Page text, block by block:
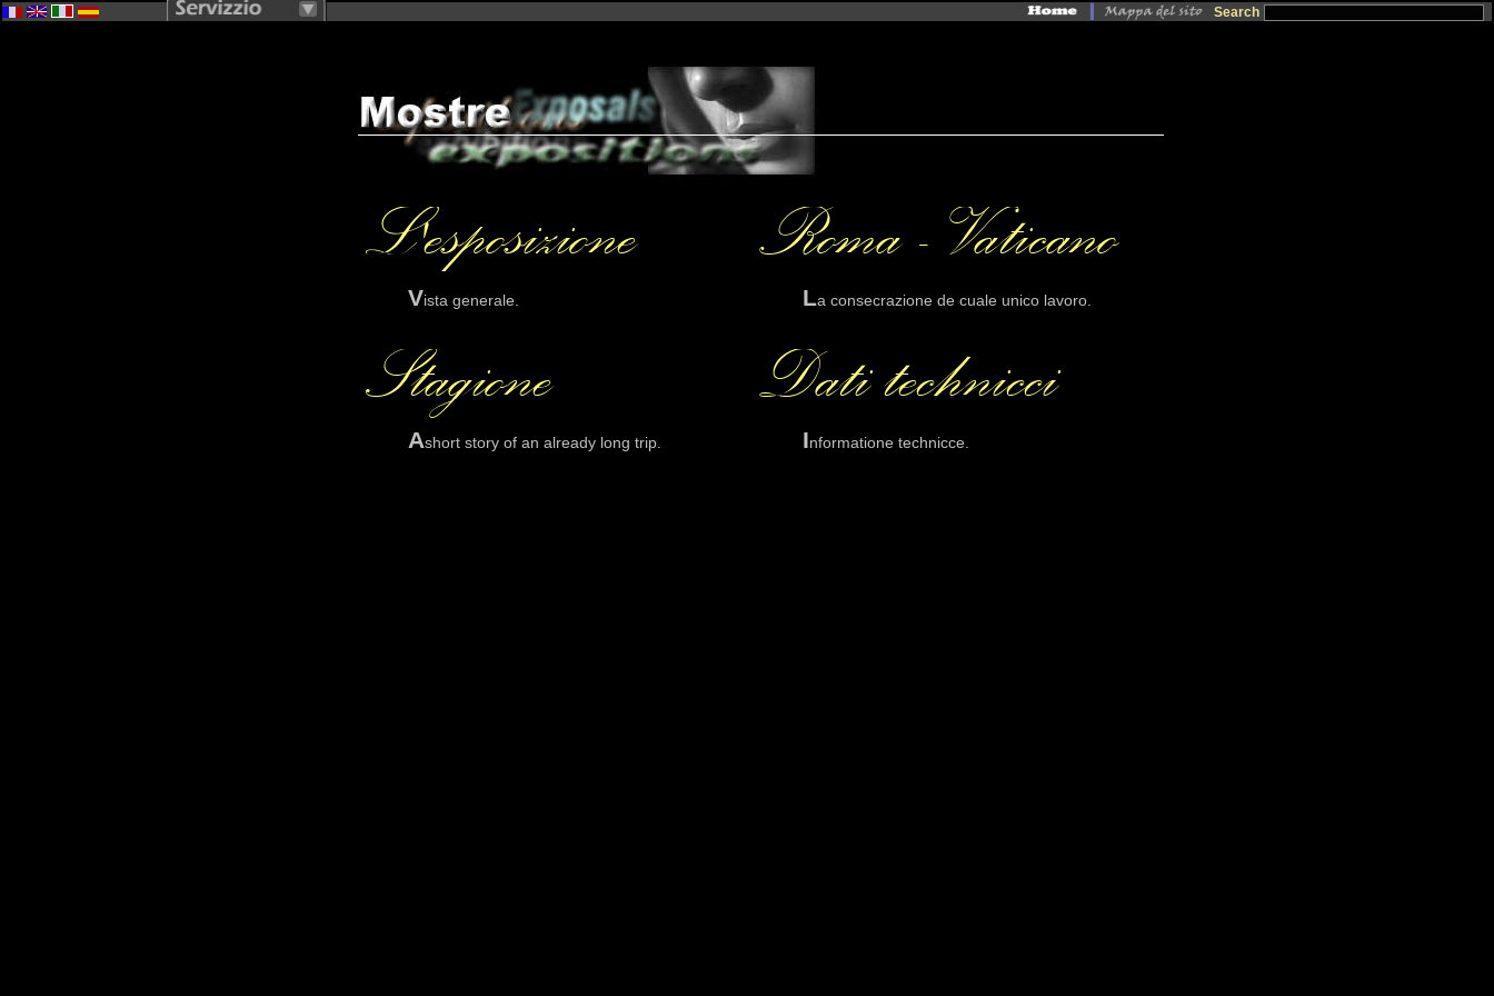
Search
Vista generale.
Ashort story of an already long trip.
La consecrazione de cuale unico lavoro.
Informatione technicce.